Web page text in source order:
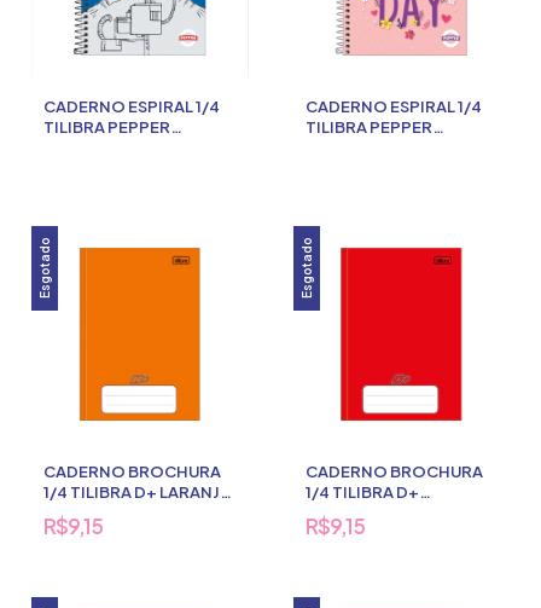
CADERNO ESPIRAL 1/4
TILIBRA PEPPER
CADERNO ESPIRAL 1/4
TILIBRA PEPPER
Esgotado
CADERNO BROCHURA
1/4 TILIBRA D+ LARANJA
96 FLS
R$9,15
Esgotado
CADERNO BROCHURA
1/4 TILIBRA D+
VERMELHO 96 FLS
R$9,15